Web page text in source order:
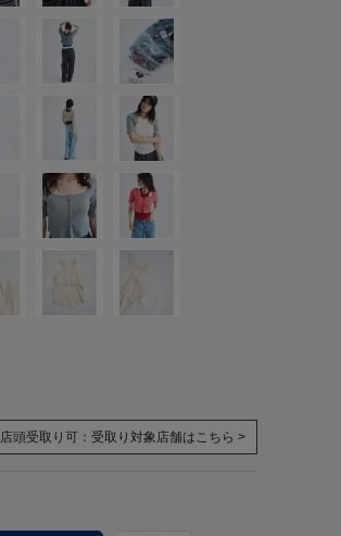
店頭受取り可： 受取り対象店舗はこちら >